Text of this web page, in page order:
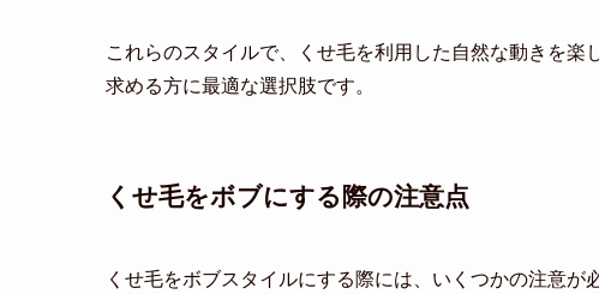
これらのスタイルで、くせ毛を利用した自然な動きを
求める方に最適な選択肢です。
くせ毛をボブにする際の注意点
くせ毛をボブスタイルにする際には、いくつかの注意